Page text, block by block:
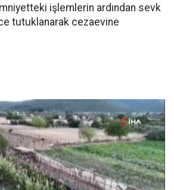
işlemlerin ardından sevk
tutuklanarak cezaevine